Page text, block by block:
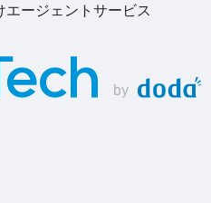
ージェントサービス